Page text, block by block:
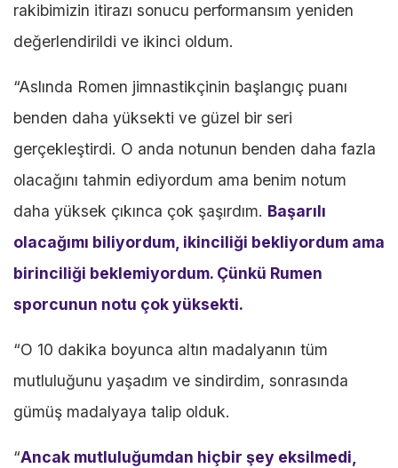
rakibimizin itirazı sonucu performansım yeniden
değerlendirildi ve ikinci oldum.
“Aslında Romen jimnastikçinin başlangıç puanı
benden daha yüksekti ve güzel bir seri
gerçekleştirdi. O anda notunun benden daha fazla
olacağını tahmin ediyordum ama benim notum
daha yüksek çıkınca çok şaşırdım. Başarılı
olacağımı biliyordum, ikinciliği bekliyordum ama
birinciliği beklemiyordum. Çünkü Rumen
sporcunun notu çok yüksekti.
“O 10 dakika boyunca altın madalyanın tüm
mutluluğunu yaşadım ve sindirdim, sonrasında
gümüş madalyaya talip olduk.
“Ancak mutluluğumdan hiçbir şey eksilmedi,